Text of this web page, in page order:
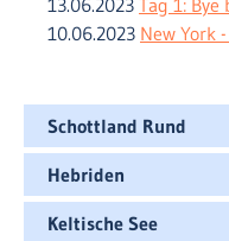
13.06.2023 Tag 1: Bye
10.06.2023 New York
Schottland Rund
Hebriden
Keltische See